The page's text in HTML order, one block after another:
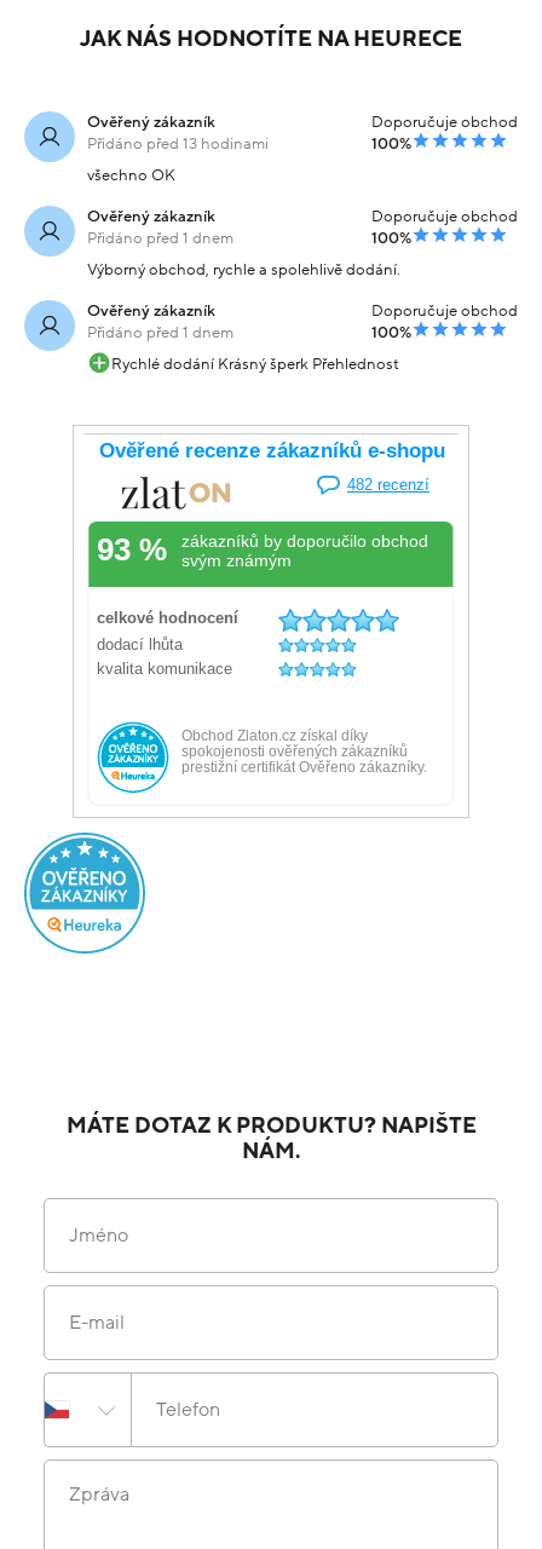
JAK NÁS HODNOTÍTE NA HEURECE
Ověřený zákazník
Přidáno před 13 hodinami
Doporučuje obchod
100%
všechno OK
Ověřený zákazník
Přidáno před 1 dnem
Doporučuje obchod
100%
Výborný obchod, rychle a spolehlivě dodání.
Ověřený zákazník
Přidáno před 1 dnem
Doporučuje obchod
100%
Rychlé dodání Krásný šperk Přehlednost
MÁTE DOTAZ K PRODUKTU? NAPIŠTE
NÁM.
Jméno
E-mail
Telefon
Zpráva